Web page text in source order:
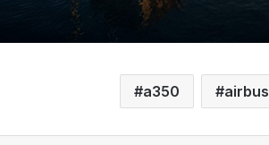
a350 airbus